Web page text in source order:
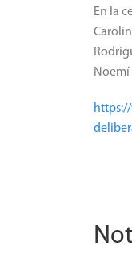
En la
Noemí